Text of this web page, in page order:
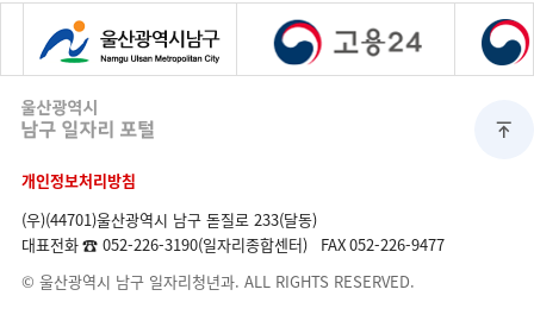
개인정보처리방침
(우)(44701)울산광역시 남구 돋질로 233(달동)
대표전화☎ 052-226-3190(일자리종합센터) FAX052-226-9477
© 울산광역시 남구 일자리청년과. ALL RIGHTS RESERVED.